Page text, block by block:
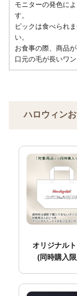
モニターの発色に
す。
ピックは食べられ
い。
お食事の際、商品
口元の毛が長いワ
ハロウィン
オリジナルト
(同時購入